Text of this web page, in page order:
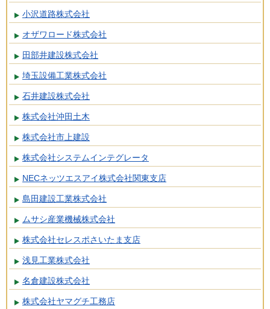
小沢道路株式会社
オザワロード株式会社
田部井建設株式会社
埼玉設備工業株式会社
石井建設株式会社
株式会社沖田土木
株式会社市上建設
株式会社システムインテグレータ
NECネッツエスアイ株式会社関東支店
島田建設工業株式会社
ムサシ産業機械株式会社
株式会社セレスポさいたま支店
浅見工業株式会社
名倉建設株式会社
株式会社ヤマグチ工務店